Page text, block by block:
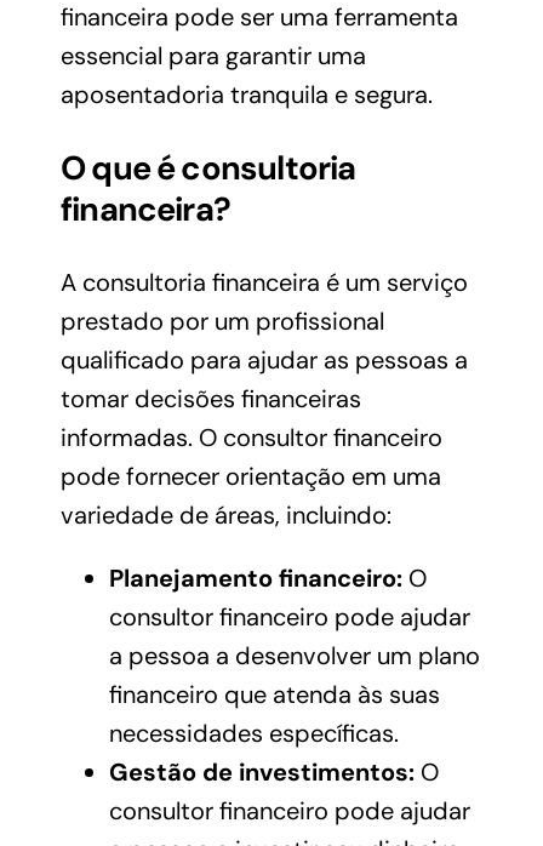
financeira pode ser uma ferramenta
essencial para garantir uma
aposentadoria tranquila e segura.
O que é consultoria
financeira?
A consultoria financeira é um serviço
prestado por um profissional
qualificado para ajudar as pessoas a
tomar decisões financeiras
informadas. O consultor financeiro
pode fornecer orientação em uma
variedade de áreas, incluindo:
Planejamento financeiro:O
consultor financeiro pode ajudar
a pessoa a desenvolver um plano
financeiro que atenda às suas
necessidades específicas.
Gestão de investimentos:O
consultor financeiro pode ajudar